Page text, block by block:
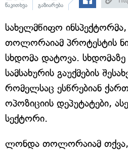
წაკითხვა გაზიარება
სახელმწიფო
თოლორაიამ პროტესტის
სხდომა დატოვა. სხდომაზე
სამსახურის გაუქმების
რომელსაც ესწრებიან
ოპოზიციის დეპუტატები,
სექტორი.
ლონდა თოლორაიამ თქვა,